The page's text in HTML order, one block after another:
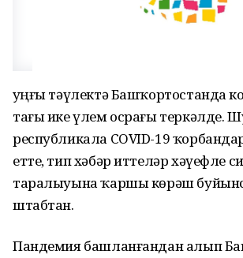
Һуңғы тәүлектә Башҡортостанда
тағы ике үлем осрағы теркәлде.
республикала COVID-19
етте, тип хәбәр иттеләр хәүефле
таралыуына ҡаршы көрәш
штабтан.
Пандемия башланғандан алып